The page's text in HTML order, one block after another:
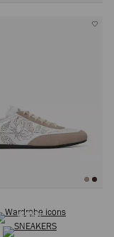
運動鞋